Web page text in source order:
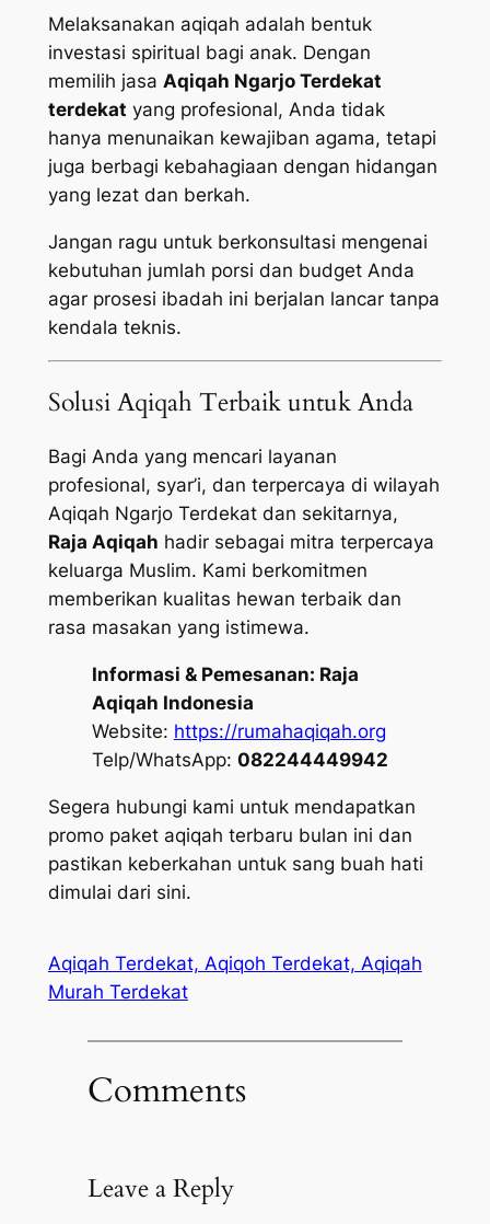
Melaksanakan aqiqah adalah bentuk
investasi spiritual bagi anak. Dengan
memilih jasa Aqiqah Ngarjo Terdekat
terdekat yang profesional, Anda tidak
hanya menunaikan kewajiban agama, tetapi
juga berbagi kebahagiaan dengan hidangan
yang lezat dan berkah.
Jangan ragu untuk berkonsultasi mengenai
kebutuhan jumlah porsi dan budget Anda
agar prosesi ibadah ini berjalan lancar tanpa
kendala teknis.
Solusi Aqiqah Terbaik untuk Anda
Bagi Anda yang mencari layanan
profesional, syar’i, dan terpercaya di wilayah
Aqiqah Ngarjo Terdekat dan sekitarnya,
Raja Aqiqah hadir sebagai mitra terpercaya
keluarga Muslim. Kami berkomitmen
memberikan kualitas hewan terbaik dan
rasa masakan yang istimewa.
Informasi & Pemesanan: Raja
Aqiqah Indonesia
Website: https://rumahaqiqah.org
Telp/WhatsApp: 082244449942
Segera hubungi kami untuk mendapatkan
promo paket aqiqah terbaru bulan ini dan
pastikan keberkahan untuk sang buah hati
dimulai dari sini.
Aqiqah Terdekat, Aqiqoh Terdekat, Aqiqah
Murah Terdekat
Comments
Leave a Reply